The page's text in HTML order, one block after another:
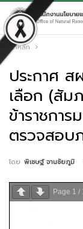
หน้าหลัก
ประกาศ ส
เลือก (สัม
ข้าราชกา
ตรวจสอบ
โดย พิเชษฐ์ จานชัยภูมิ
Page 1 /